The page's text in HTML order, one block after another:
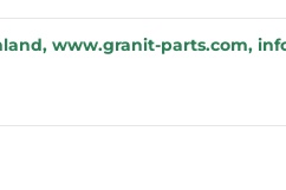
www.granit-parts.com,